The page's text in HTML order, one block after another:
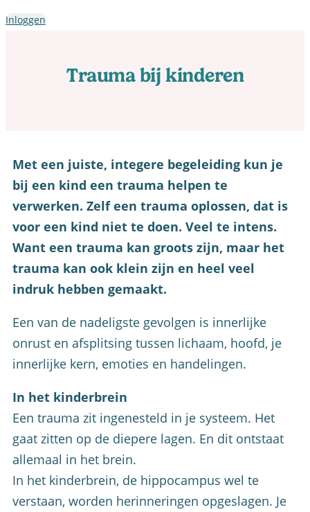
Inloggen
Trauma bij kinderen
Met een juiste, integere begeleiding kun je
bij een kind een trauma helpen te
verwerken. Zelf een trauma oplossen, dat is
voor een kind niet te doen. Veel te intens.
Want een trauma kan groots zijn, maar het
trauma kan ook klein zijn en heel veel
indruk hebben gemaakt.
Een van de nadeligste gevolgen is innerlijke
onrust en afsplitsing tussen lichaam, hoofd, je
innerlijke kern, emoties en handelingen.
In het kinderbrein
Een trauma zit ingenesteld in je systeem. Het
gaat zitten op de diepere lagen. En dit ontstaat
allemaal in het brein.
In het kinderbrein, de hippocampus wel te
verstaan, worden herinneringen opgeslagen. Je